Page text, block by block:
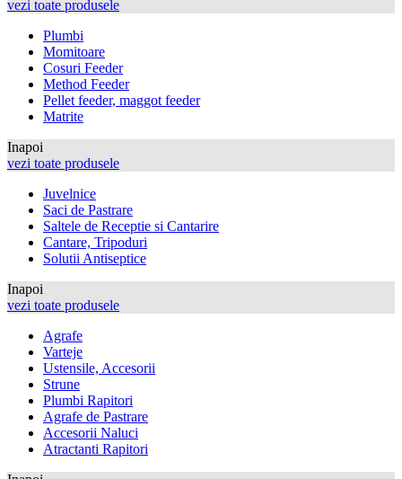
vezi toate produsele
Plumbi
Momitoare
Cosuri Feeder
Method Feeder
Pellet feeder, maggot feeder
Matrite
Inapoi
vezi toate produsele
Juvelnice
Saci de Pastrare
Saltele de Receptie si Cantarire
Cantare, Tripoduri
Solutii Antiseptice
Inapoi
vezi toate produsele
Agrafe
Varteje
Ustensile, Accesorii
Strune
Plumbi Rapitori
Agrafe de Pastrare
Accesorii Naluci
Atractanti Rapitori